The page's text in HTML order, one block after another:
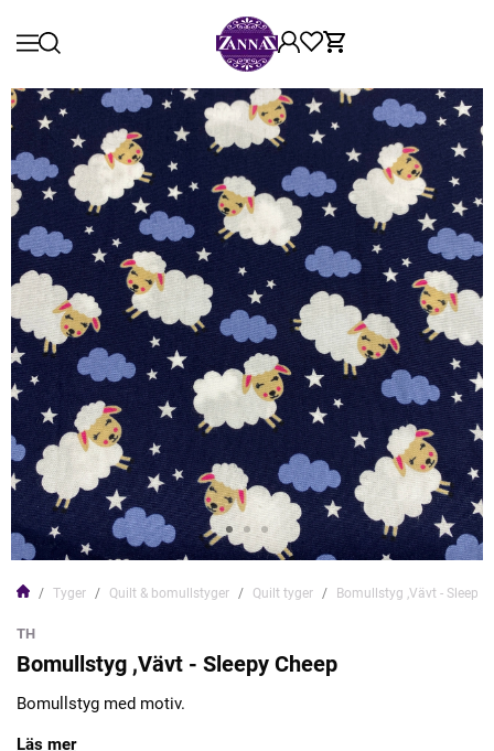
Tyger Quilt & bomullstyger Quilt tyger Bomullstyg ,Vävt - Sleepy
TH
Bomullstyg ,Vävt - Sleepy Cheep
Bomullstyg med motiv.
Läs mer